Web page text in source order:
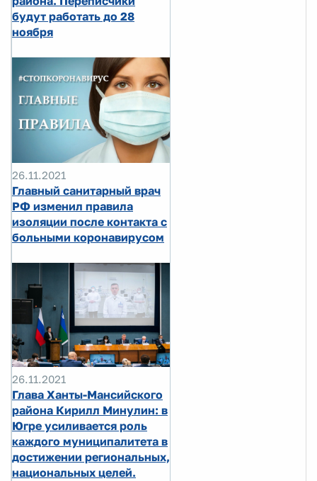
будут работать до 28
ноября
26.11.2021
Главный санитарный врач
РФ изменил правила
изоляции после контакта с
больными коронавирусом
26.11.2021
Глава Ханты-Мансийского
района Кирилл Минулин: в
Югре усиливается роль
каждого муниципалитета в
достижении региональных,
национальных целей.